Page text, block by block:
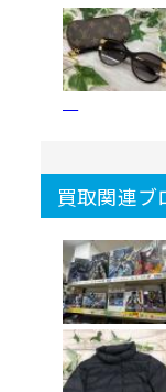
買取関連ブ